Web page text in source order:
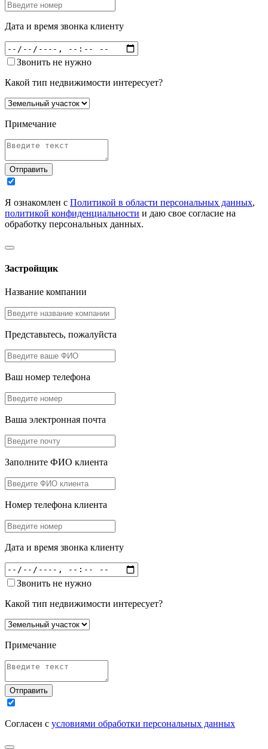
Дата и время звонка клиенту
Звонить не нужно
Какой тип недвижимости интересует?
Примечание
Отправить
Я ознакомлен с Политикой в области персональных данных,
политикой конфиденциальности и даю свое согласие на
обработку персональных данных.
Застройщик
Название компании
Представьтесь, пожалуйста
Ваш номер телефона
Ваша электронная почта
Заполните ФИО клиента
Номер телефона клиента
Дата и время звонка клиенту
Звонить не нужно
Какой тип недвижимости интересует?
Примечание
Отправить
Согласен с условиями обработки персональных данных